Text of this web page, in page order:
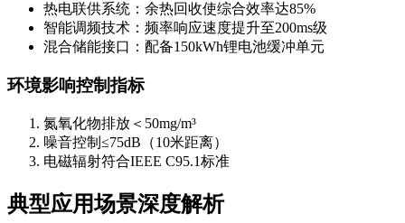
热电联供系统：余热回收使综合效率达85%
智能调频技术：频率响应速度提升至200ms级
混合储能接口：配备150kWh锂电池缓冲单元
环境影响控制指标
氮氧化物排放＜50mg/m³
噪音控制≤75dB（10米距离）
电磁辐射符合IEEE C95.1标准
典型应用场景深度解析